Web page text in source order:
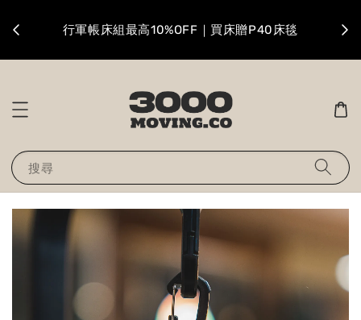
行軍帳床組最高10%OFF｜買床贈P40床毯
搜尋